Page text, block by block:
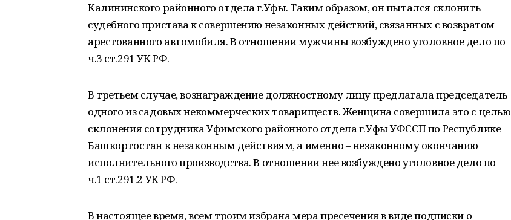
Калининского районного отдела г.Уфы. Таким образом, он пытался склонить
судебного пристава к совершению незаконных действий, связанных с возвратом
арестованного автомобиля. В отношении мужчины возбуждено уголовное дело по
ч.3 ст.291 УК РФ.
В третьем случае, вознаграждение должностному лицу предлагала председатель
одного из садовых некоммерческих товариществ. Женщина совершила это с целью
склонения сотрудника Уфимского районного отдела г.Уфы УФССП по Республике
Башкортостан к незаконным действиям, а именно – незаконному окончанию
исполнительного производства. В отношении нее возбуждено уголовное дело по
ч.1 ст.291.2 УК РФ.
В настоящее время, всем троим избрана мера пресечения в виде подписки о